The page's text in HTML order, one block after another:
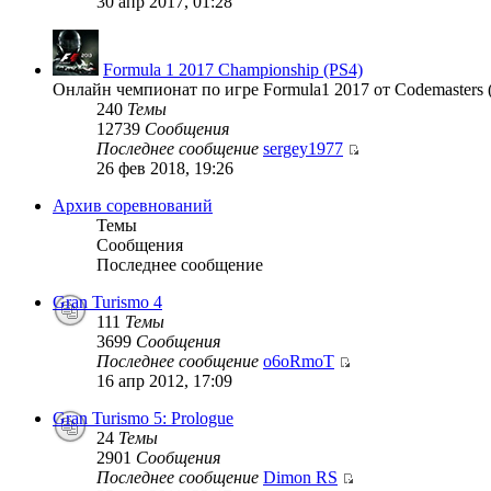
Formula 1 2017 Championship (PS4)
Онлайн чемпионат по игре Formula1 2017 от Codemasters
240 Темы
12739 Сообщения
Последнее сообщение sergey1977
26 фев 2018, 19:26
Архив соревнований
Темы
Сообщения
Последнее сообщение
Gran Turismo 4
111 Темы
3699 Сообщения
Последнее сообщение o6oRmoT
16 апр 2012, 17:09
Gran Turismo 5: Prologue
24 Темы
2901 Сообщения
Последнее сообщение Dimon RS